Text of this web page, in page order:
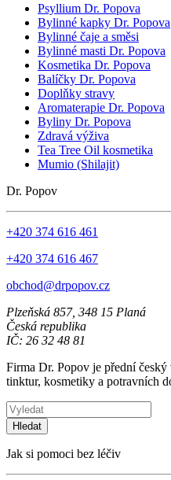
Psyllium Dr. Popova
Bylinné kapky Dr. Popova
Bylinné čaje a směsi
Bylinné masti Dr. Popova
Kosmetika Dr. Popova
Balíčky Dr. Popova
Doplňky stravy
Aromaterapie Dr. Popova
Byliny Dr. Popova
Zdravá výživa
Tea Tree Oil kosmetika
Mumio (Shilajit)
Dr. Popov
+420 374 616 461
+420 374 616 467
obchod@drpopov.cz
Plzeňská 857, 348 15 Planá
Česká republika
IČ: 26 32 48 81
Firma Dr. Popov je přední
tinktur, kosmetiky a potravních
Hledat
Jak si pomoci bez léčiv